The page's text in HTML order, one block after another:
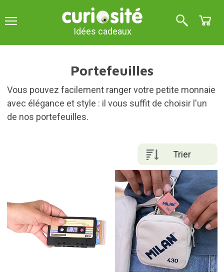
Idées cadeaux
Portefeuilles
Vous pouvez facilement ranger votre petite monnaie
avec élégance et style : il vous suffit de choisir l'un
de nos portefeuilles.
Trier